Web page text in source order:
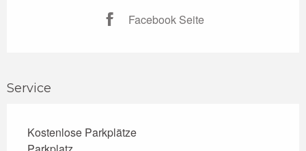
Facebook Seite
Service
Kostenlose Parkplätze